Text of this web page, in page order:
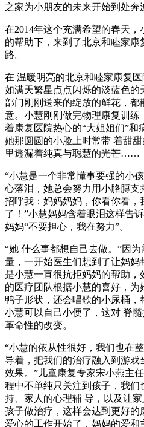
之家为小朋友的未来开始到处奔
在2014年这个充满希望的春天
的帮助下，来到了北京和睦家康
路。
在 温暖明亮的北京和睦家康复
如满天繁星点点闪烁的淡蓝色的
部门刚刚送来的绽放的鲜花，都
意。小慧刚刚做完物理康复训
着康复医院热心的“大姐姐们”和
她那圆圆的小脸上时常带 着甜
里透漏着纯真与聪慧的光芒……
“小慧是一个非常懂事要强的小
心落泪，她总会努力用小胳膊支
招呼我：妈妈妈妈，你看你看，
了！”小慧妈妈含着眼泪这样告
妈妈“不要担心，我在努力”。
“她 什么事都想自己去做。”因
量，一开始医生们想到了让妈妈
是小慧一直很抗拒妈妈的帮助
的医疗团队根据小慧的喜好，
鸭子形状，还会唱歌的小尿桶
小慧可以自己小便了，这对 脊
革命性的改变。
“小慧的依从性很好，我们也在
导着，把我们的治疗融入到游戏
效果。”儿童康复专家宋小燕主
程中不单纯只关注到孩子，我们
持、家人的心理辅 导，以及让
孩子做治疗，这样会达到更好的
爱心的工作开始了，妈妈的爱